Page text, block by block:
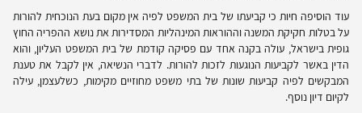
עוד הוסיפה חיות כי קביעתו של בית המשפט לפיה אין מקום בעת הנוכחית להורות
על בטלות חקיקת המשנה וההוראות המינהליות המסדירות את נושא ההפריה החוץ
גופית בישראל, עולה בקנה אחד עם פסיקה קודמת של בית המשפט העליון, והוא
הדין באשר לקביעות הנוגעות לזכות להורות. לדברי הנשיאה, אין לקבל את טענת
המבקשים לפיה קביעות שונות של בתי משפט מחוזיים מקימות, כשלעצמן, עילה
לקיום דיון נוסף.